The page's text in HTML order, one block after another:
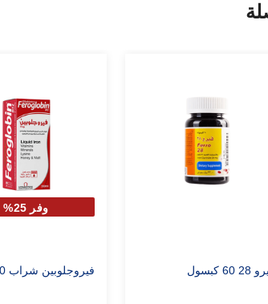
60 كبسول
وفر 25%
فيروجلوبين شراب 200 مل